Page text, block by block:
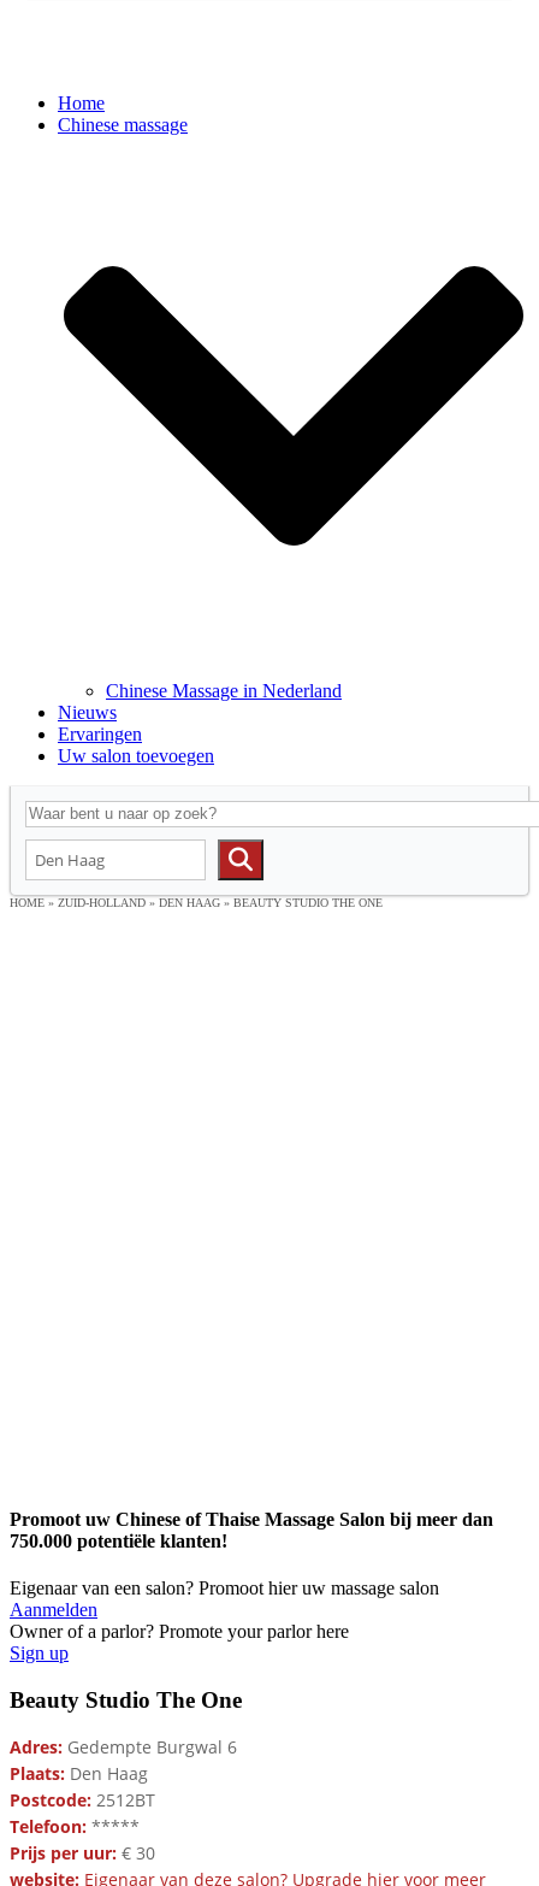
Home
Chinese massage
Chinese Massage in Nederland
Nieuws
Ervaringen
Uw salon toevoegen
HOME » ZUID-HOLLAND » DEN HAAG » BEAUTY STUDIO THE ONE
Promoot uw Chinese of Thaise Massage Salon bij meer dan
750.000 potentiële klanten!
Eigenaar van een salon? Promoot hier uw massage salon
Aanmelden
Owner of a parlor? Promote your parlor here
Sign up
Beauty Studio The One
Adres: Gedempte Burgwal 6
Plaats: Den Haag
Postcode: 2512BT
Telefoon: *****
Prijs per uur: € 30
website: Eigenaar van deze salon? Upgrade hier voor meer